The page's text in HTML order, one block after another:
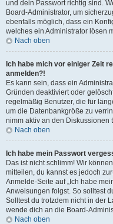
und dein Passwort richtig sind.
Board-Administrator, um
ebenfalls möglich, dass ein
welches ein Administrator lösen
Nach oben
Ich habe mich vor einiger Zeit
anmelden?!
Es kann sein, dass ein
Gründen deaktiviert oder
regelmäßig Benutzer, die für
um die Datenbankgröße zu
nimm aktiv an den Diskussionen
Nach oben
Ich habe mein Passwort
Das ist nicht schlimm! Wir
mitteilen, du kannst es jedoch
Anmelde-Seite auf „Ich habe
Anweisungen folgst. So solltest
Solltest du trotzdem nicht in der
wende dich an die Board-
Nach oben